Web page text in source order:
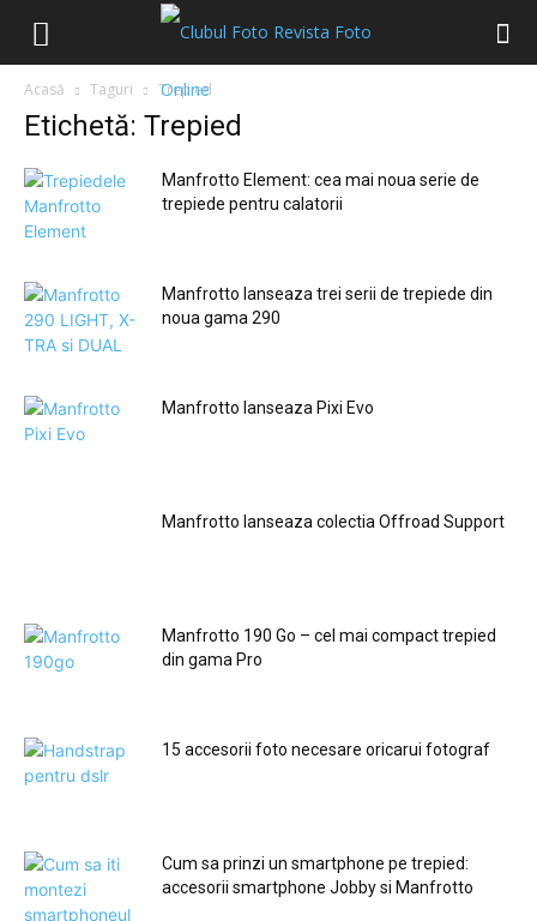
Acasă Taguri Trepied
Etichetă: Trepied
Manfrotto Element: cea mai noua serie de
trepiede pentru calatorii
Manfrotto lanseaza trei serii de trepiede din
noua gama 290
Manfrotto lanseaza Pixi Evo
Manfrotto lanseaza colectia Offroad Support
Manfrotto 190 Go – cel mai compact trepied
din gama Pro
15 accesorii foto necesare oricarui fotograf
Cum sa prinzi un smartphone pe trepied:
accesorii smartphone Jobby si Manfrotto